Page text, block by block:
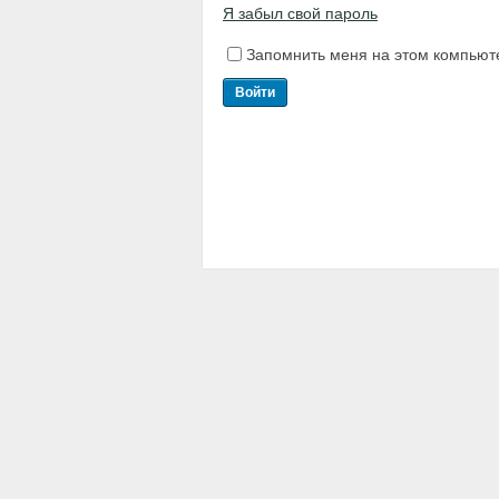
Я забыл свой пароль
Запомнить меня на этом